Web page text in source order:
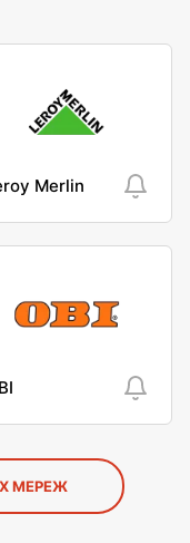
Merlin
МЕРЕЖ